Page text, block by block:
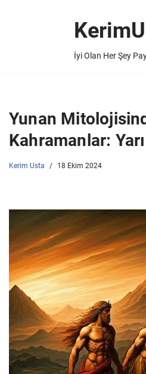
İyi Olan Her Şey
Yunan
Kahramanlar:
Kerim Usta 18 Ekim 2024